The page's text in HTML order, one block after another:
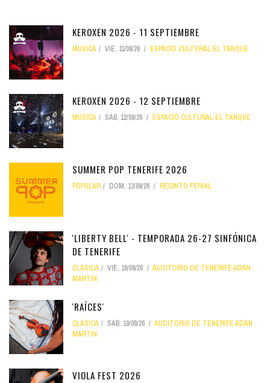
KEROXEN 2026 - 11 SEPTIEMBRE
MÚSICA VIE, 11/09/26 ESPACIO CULTURAL EL TANQUE
KEROXEN 2026 - 12 SEPTIEMBRE
MÚSICA SÁB, 12/09/26 ESPACIO CULTURAL EL TANQUE
SUMMER POP TENERIFE 2026
POPULAR DOM, 13/09/26 RECINTO FERIAL
'LIBERTY BELL' - TEMPORADA 26-27 SINFÓNICA
DE TENERIFE
CLÁSICA VIE, 18/09/26
AUDITORIO DE TENERIFE ADÁN
MARTÍN
'RAÍCES'
CLÁSICA SÁB, 19/09/26
AUDITORIO DE TENERIFE ADÁN
MARTÍN
VIOLA FEST 2026